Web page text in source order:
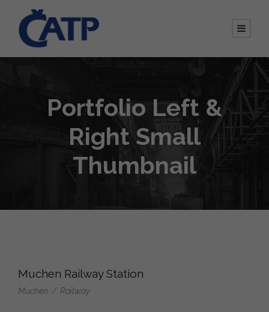
Portfolio Left &
Right Small
Thumbnail
Muchen Railway Station
Muchen / Railway